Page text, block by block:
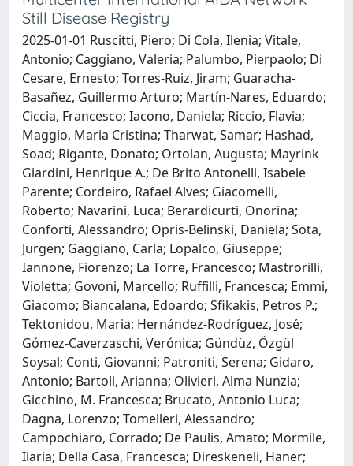
Still Disease Registry
2025-01-01 Ruscitti, Piero; Di Cola, Ilenia; Vitale,
Antonio; Caggiano, Valeria; Palumbo, Pierpaolo; Di
Cesare, Ernesto; Torres-Ruiz, Jiram; Guaracha-
Basañez, Guillermo Arturo; Martín-Nares, Eduardo;
Ciccia, Francesco; Iacono, Daniela; Riccio, Flavia;
Maggio, Maria Cristina; Tharwat, Samar; Hashad,
Soad; Rigante, Donato; Ortolan, Augusta; Mayrink
Giardini, Henrique A.; De Brito Antonelli, Isabele
Parente; Cordeiro, Rafael Alves; Giacomelli,
Roberto; Navarini, Luca; Berardicurti, Onorina;
Conforti, Alessandro; Opris-Belinski, Daniela; Sota,
Jurgen; Gaggiano, Carla; Lopalco, Giuseppe;
Iannone, Fiorenzo; La Torre, Francesco; Mastrorilli,
Violetta; Govoni, Marcello; Ruffilli, Francesca; Emmi,
Giacomo; Biancalana, Edoardo; Sfikakis, Petros P.;
Tektonidou, Maria; Hernández-Rodríguez, José;
Gómez-Caverzaschi, Verónica; Gündüz, Özgül
Soysal; Conti, Giovanni; Patroniti, Serena; Gidaro,
Antonio; Bartoli, Arianna; Olivieri, Alma Nunzia;
Gicchino, M. Francesca; Brucato, Antonio Luca;
Dagna, Lorenzo; Tomelleri, Alessandro;
Campochiaro, Corrado; De Paulis, Amato; Mormile,
Ilaria; Della Casa, Francesca; Direskeneli, Haner;